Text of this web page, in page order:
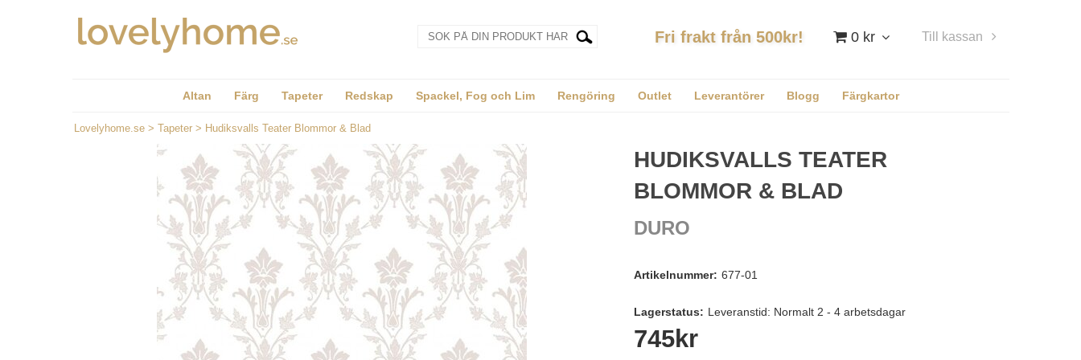
0 kr Till kassan
Fri frakt från 500kr!
Altan Färg Tapeter Redskap Spackel, Fog och Lim Rengöring Outlet Leverantörer Blogg Färgkartor
Lovelyhome.se > Tapeter > Hudiksvalls Teater Blommor & Blad
HUDIKSVALLS TEATER
BLOMMOR & BLAD
DURO
Artikelnummer: 677-01
Lagerstatus: Leveranstid: Normalt 2 - 4 arbetsdagar
745kr